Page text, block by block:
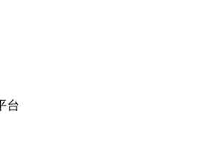
台